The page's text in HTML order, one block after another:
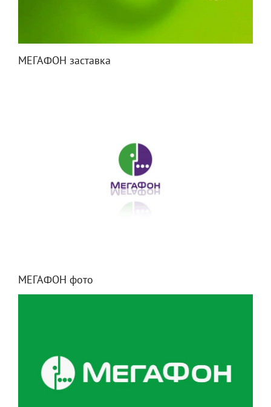
МЕГАФОН заставка
МЕГАФОН фото